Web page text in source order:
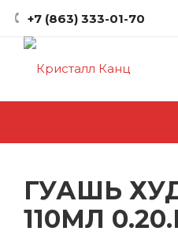
+7 (863) 333-01-70
ГУАШЬ
110МЛ